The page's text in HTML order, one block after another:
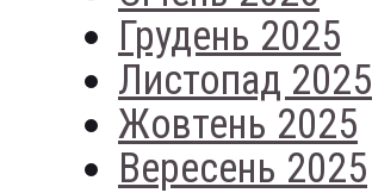
Грудень 2025
Листопад 2025
Жовтень 2025
Вересень 2025